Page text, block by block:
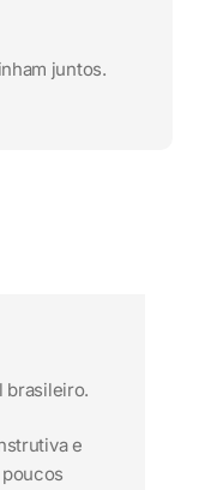
juntos.
brasileiro.
e